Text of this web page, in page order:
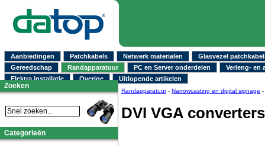
Aanbiedingen Patchkabels Netwerk materialen
Glasvezel
Gereedschap
Randapparatuur PC en Server onderdelen
Verleng- en
Elektra installatie
Overige Uitlopende artikelen
Randapparatuur- Narrowcasting en digital signage -
DVI VGA converters
Zoeken
Categorieën